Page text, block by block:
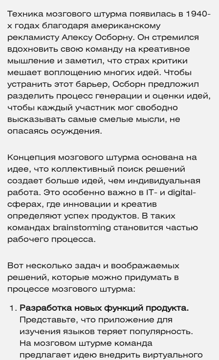
Техника мозгового штурма появилась в 1940-
х годах благодаря американскому
рекламисту Алексу Осборну. Он стремился
вдохновить свою команду на креативное
мышление и заметил, что страх критики
мешает воплощению многих идей. Чтобы
устранить этот барьер, Осборн предложил
разделить процесс генерации и оценки идей,
чтобы каждый участник мог свободно
высказывать самые смелые мысли, не
опасаясь осуждения.
Концепция мозгового штурма основана на
идее, что коллективный поиск решений
создает больше идей, чем индивидуальная
работа. Это особенно важно в IT- и digital-
сферах, где инновации и креатив
определяют успех продуктов. В таких
командах brainstorming становится частью
рабочего процесса.
Вот несколько задач и воображаемых
решений, которые можно придумать в
процессе мозгового штурма:
Разработка новых функций продукта.
Представьте, что приложение для
изучения языков теряет популярность.
На мозговом штурме команда
предлагает идею внедрить виртуального